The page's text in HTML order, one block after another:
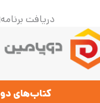
دریافت برنامه
کتاب‌های